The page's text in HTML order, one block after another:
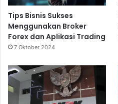
Tips Bisnis Sukses
Menggunakan Broker
Forex dan Aplikasi Trading
7 Oktober 2024